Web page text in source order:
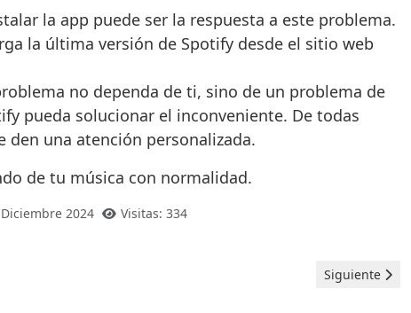
la app puede ser la respuesta a este problema.
la última versión de Spotify desde el sitio web
no dependa de ti, sino de un problema de
pueda solucionar el inconveniente. De todas
una atención personalizada.
de tu música con normalidad.
2024 Visitas: 334
Artículo
Siguiente